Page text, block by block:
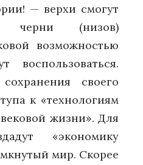
— верхи смогут
черни (низов)
возможностью
своего
к «технологиям
жизни». Для
«экономику
мир. Скорее